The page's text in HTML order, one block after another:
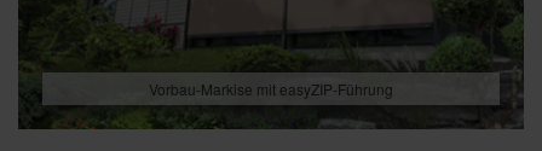
Vorbau-Markise mit easyZIP-Führung